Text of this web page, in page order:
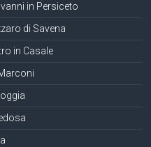
in Persiceto
di Savena
in Casale